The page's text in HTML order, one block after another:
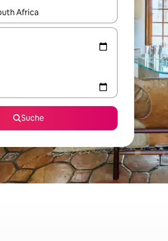
verfügbar sind, navigiere mit den Pfeiltasten
Suche